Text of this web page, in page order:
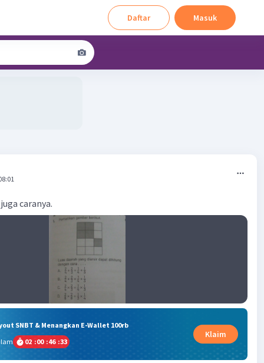
Daftar Masuk
caranya.
SNBT & Menangkan E-Wallet 100rb
02 :00 :46 :33
Klaim